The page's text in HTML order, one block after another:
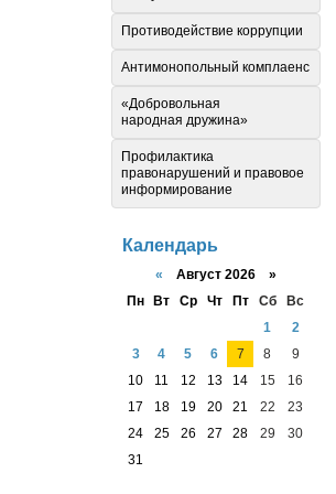
Противодействие коррупции
Антимонопольный комплаенс
«Добровольная
народная дружина»
Профилактика
правонарушений и правовое
информирование
Календарь
« Август 2026 »
Пн
Вт Ср Чт Пт Сб
Вс
1
2
3
4 5 6 7 8
9
10
11 12 13 14 15
16
17
18 19 20 21 22
23
24
25 26 27 28 29
30
31